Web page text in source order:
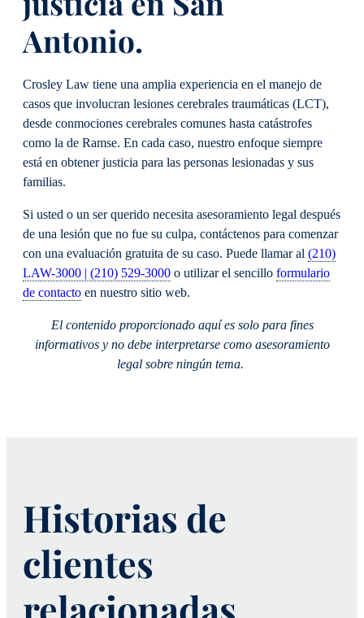
Antonio.
Crosley Law tiene una amplia experiencia en el manejo de
casos que involucran lesiones cerebrales traumáticas (LCT),
desde conmociones cerebrales comunes hasta catástrofes
como la de Ramse. En cada caso, nuestro enfoque siempre
está en obtener justicia para las personas lesionadas y sus
familias.
Si usted o un ser querido necesita asesoramiento legal después
de una lesión que no fue su culpa, contáctenos para comenzar
con una evaluación gratuita de su caso. Puede llamar al (210)
LAW-3000 | (210) 529-3000 o utilizar el sencillo formulario
de contacto en nuestro sitio web.
El contenido proporcionado aquí es solo para fines
informativos y no debe interpretarse como asesoramiento
legal sobre ningún tema.
Historias de
clientes